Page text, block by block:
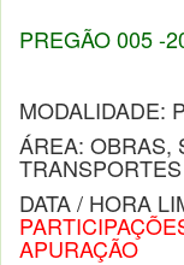
PREGÃO 005 -
MODALIDADE:
ÁREA: OBRAS,
TRANSPORTES
DATA / HORA
APURAÇÃO